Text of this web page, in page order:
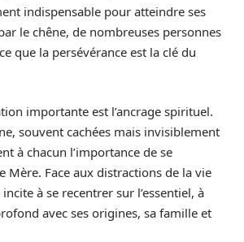
indispensable pour atteindre ses
le chêne, de nombreuses personnes
que la persévérance est la clé du
importante est l’ancrage spirituel.
souvent cachées mais invisiblement
à chacun l’importance de se
Mère. Face aux distractions de la vie
à se recentrer sur l’essentiel, à
avec ses origines, sa famille et